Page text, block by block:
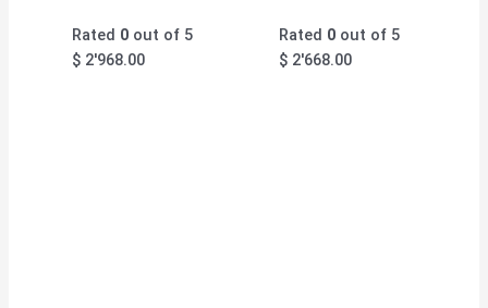
Rated 0 out of 5
$ 2'968.00
Rated 0out of 5
$2'668.00